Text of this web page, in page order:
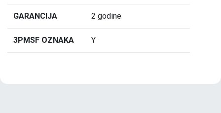
GARANCIJA 2 godine
3PMSF OZNAKA Y